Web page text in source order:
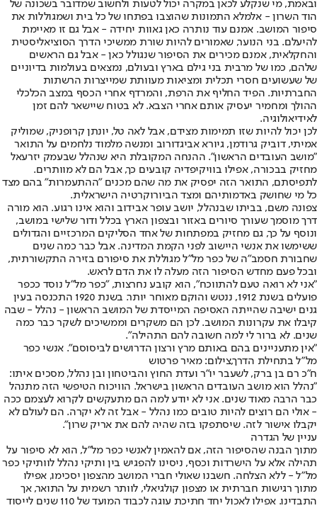
ובאמת, מי שנקלע לכאן במקרה יכול לטעות ולחשוב שמדובר בשכונה של
הוד השרון - אלמלא התמונות שהוצבו בפתחו של כל בית ושמגוללות את
סיפור המושב. אמנם עוד נותרה כאן גאוות יחידה - אבל גם זו מאיימת
להיעלם. בני הנוער, שאמורים להיות שורת ממשיכי הדרך הסוציאליסטית
והחקלאית, אמנם מכירים את הסיפור שנגולל כאן - אבל גם הראשים
שלהם, כמו של מרבית בני גילם בארץ ובעולם, נמצאים בעולמות בדיוניים
של שעשועים חסרי תכלית ומציאות מעוותת שמייצרות הרשתות
החברתיות. הפיד החליף את הרפת, והמרדף אחרי הכסף במצב הכלכלי
ההולך ומחמיר יעסיק אותם אחרי הצבא. לא בטוח שיישאר להם זמן
לאידיאולוגיה.
לכן יכול להיות שזו תמימות מצידם, אבל לאה טל, יונתן קרופניק, שמוליק
אמיתי, דוביק גרודמן, גיורא אביגדורוב ומנשה מלמוד נלחמים על התואר
"מושב העובדים הראשון". ההנחה המקובלת היא שנהלל שבעמק יזרעאל
מחזיק בבכורה, אפילו בוויקיפדיה קובעים כך, אבל הם לא מוותרים.
לתפיסתם, התואר הזה יפסיק את מה שהם מכנים "ההתעמרות" בהם מצד
כל מי שחושק באדמותיהם ומצד הביורוקרטיה הישראלית.
צפונה משם, בביתו שבנהלל, יושב עופר אבידוב והוא אינו רגוע. הוא מורה
דרך מוסמך שעורך סיורים באזור ובצפון הארץ בכלל ודור שלישי במושב,
ונוסף על כך, גם מחזיק במפתחות של אחד הסליקים המרכזיים והגדולים
ששימשו את אנשי היישוב לפני הקמת המדינה. אבל כבר כמה שנים
שחבורת חסמב"ה של כפר מל"ל מגוללת את סיפורם בזירה התקשורתית,
ובכל פעם מחדש הסיפור הזה מעלה לו את הדם לראש.
"אני לא רואה טעם להתווכח", הוא קובע נחרצות, "כפר מל"ל נוסד ככפר
פועלים בשנת 1912, ננטש והוקם מאוחר יותר. בשנת 1920 התכנסה בעין
גנים ישיבה שהייתה האסיפה המייסדת של המושב הראשון - נהלל - שבה
קיבלו את עקרונות המושב. לכן הם משקרים וממשיכים לשקר כבר כמה
שנים. לא ברור לי למה חשובה להם התהילה".
"אין מתעניינים בהם באותם מרץ ורצון הדרושים לביסוסם". אנשי כפר
מל"ל בתחילת הדרך,צילום: מאיר פרטוש
ח"כ רם בן ברק, לשעבר יו"ר ועדת החוץ והביטחון ובן נהלל, מסכים איתו:
"נהלל הוא מושב העובדים הראשון בישראל. הוויכוח הטיפשי הזה מתנהל
כבר הרבה מאוד שנים. אני לא יודע למה הם מתעקשים לקרוא לעצמם ככה
- אולי הם רוצים להיות טובים כמו נהלל - אבל זה לא יקרה. הם לעולם לא
יקבלו אישור לזה. שיסתפקו בזה שהיה להם את אריק שרון".
עניין של הגדרה
מתוך הבנה שהסיפור הזה, אם להאמין לאנשי כפר מל"ל, הוא לא סיפור על
תהילה אלא על הישרדות וכסף, ניסינו להפגיש בין ותיקי נהלל לוותיקי כפר
מל"ל - ללא הצלחה. חשבנו שאולי חברי המושב מהצפון יסכימו, אפילו
מתוך רגישות חברתית או מצפון קולגיאלי, לוותר רשמית על התואר, אך
התבדינו. אפילו לאכול יחד חתיכת עוגה לכבוד המועד של 110 שנים לייסוד